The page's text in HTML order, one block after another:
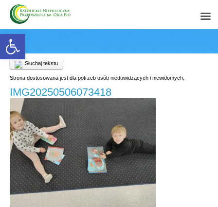
Open toolbar
Słuchaj tekstu
Strona dostosowana jest dla potrzeb osób niedowidzących i niewidomych.
IMG20250506073418